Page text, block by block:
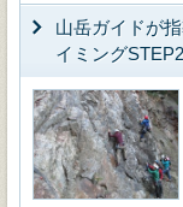
山岳ガイドが
イミング